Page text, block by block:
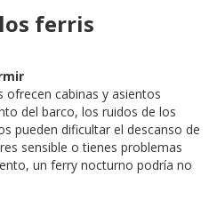
ferris
ofrecen cabinas y asientos
del barco, los ruidos de los
pueden dificultar el descanso de
sensible o tienes problemas
un ferry nocturno podría no